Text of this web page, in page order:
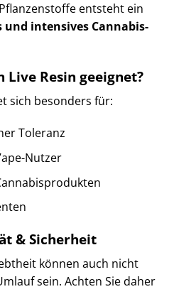
entsteht ein
und intensives Cannabis-
Live Resin geeignet?
sich besonders für:
Toleranz
Nutzer
& Sicherheit
können auch nicht
sein. Achten Sie daher